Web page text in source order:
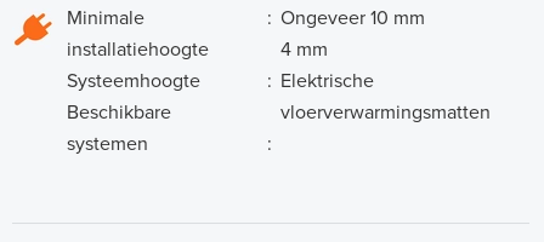
Minimale
installatiehoogte
Systeemhoogte
Beschikbare
systemen
:
:
:
Ongeveer 10 mm
4 mm
Elektrische
vloerverwarmingsmatten